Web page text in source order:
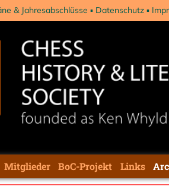
& Jahresabschlüsse Datenschutz
Mitglieder BoC-Projekt Links